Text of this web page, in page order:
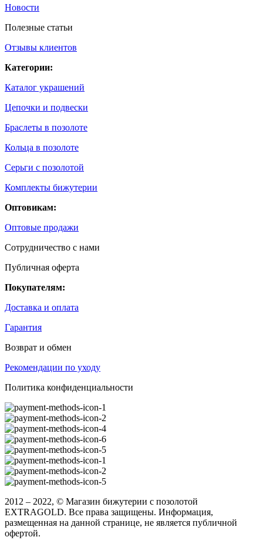
Новости
Полезные статьи
Отзывы клиентов
Категории:
Каталог украшений
Цепочки и подвески
Браслеты в позолоте
Кольца в позолоте
Серьги с позолотой
Комплекты бижутерии
Оптовикам:
Оптовые продажи
Сотрудничество с нами
Публичная оферта
Покупателям:
Доставка и оплата
Гарантия
Возврат и обмен
Рекомендации по уходу
Политика конфиденциальности
2012 – 2022, © Магазин бижутерии с позолотой
EXTRAGOLD. Все права защищены. Информация,
размещенная на данной странице, не является публичной
офертой.